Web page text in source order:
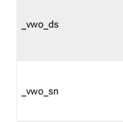
_vwo_ds
_vwo_sn